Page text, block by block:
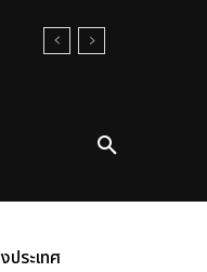
ประเทศ